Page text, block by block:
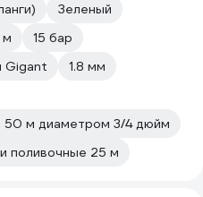
Зеленый
м
15 бар
Gigant
1.8 мм
50 м диаметром 3/4 дюйм
поливочные 25 м